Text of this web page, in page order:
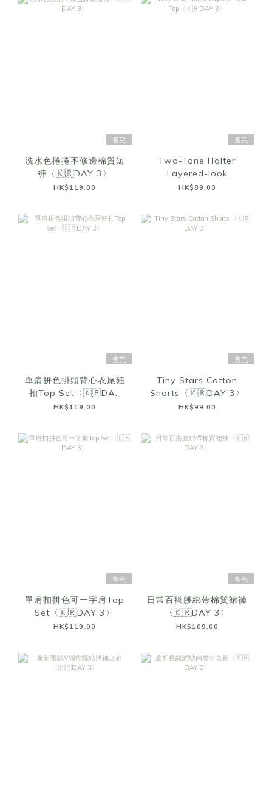
售完
洗水色捲捲不修邊棉質短
褲〈🇰🇷DAY 3〉
HK$119.00
售完
Two-Tone Halter
Layered-look
Top〈🇰🇷DAY 3〉
HK$89.00
售完
單肩拼色掛頭背心衣尾鈕
扣Top Set〈🇰🇷DAY
3〉
HK$119.00
售完
Tiny Stars Cotton
Shorts〈🇰🇷DAY 3〉
HK$99.00
售完
單肩扣拼色可一字肩Top
Set〈🇰🇷DAY 3〉
HK$119.00
售完
日常百搭腰綁帶棉質裙褲
〈🇰🇷DAY 3〉
HK$109.00